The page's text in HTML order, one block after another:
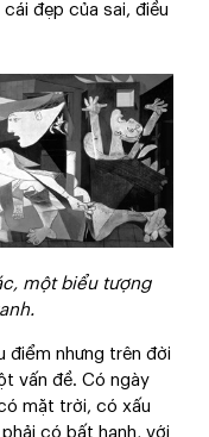
đẹp của sai, điều
một biểu tượng
điểm nhưng trên đời
vấn đề. Có ngày
mặt trời, có xấu
có bất hạnh, với